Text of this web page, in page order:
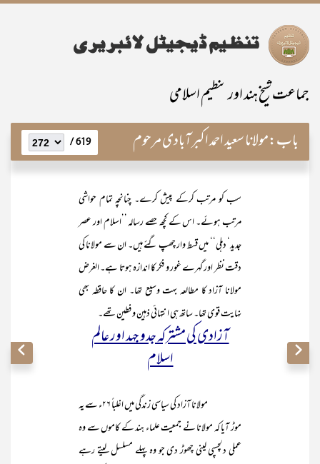
جماعت شیخ ہند اور تنظیم اسلامی
باب:مولانا سعید احمد اکبرآبادی مرحوم 619 /
سب کو مرتب کرکے پیش کرے۔ چنانچہ تمام حواشی
مرتب ہوئے۔ اس کے کچھ حصے رسالہ ’’اسلام اور عصر
جدید‘ دہلی‘‘ میں قسط وار چھپ گئے ہیں۔ ان سے مولانا کی
دقت نظر اور گہرے غور و فکر کا اندازہ ہوتا ہے۔ الغرض
مولانا آزاد کا مطالعہ بہت وسیع تھا۔ ان کا حافظہ بھی
نہایت قوی تھا۔ ساتھ ہی انتہائی ذہین و فطین تھے۔
آزادی کی مشترکہ جدو جہد اور عالم
اسلام
مولانا آزاد کی سیاسی زندگی میں اغلباً ۲۶ء سے یہ
موڑ آیا کہ مولانا نے جمعیت علماء ہند کے کاموں سے وہ
عملی دلچسپی لینی چھوڑ دی جو وہ پہلے مسلسل لیتے رہے